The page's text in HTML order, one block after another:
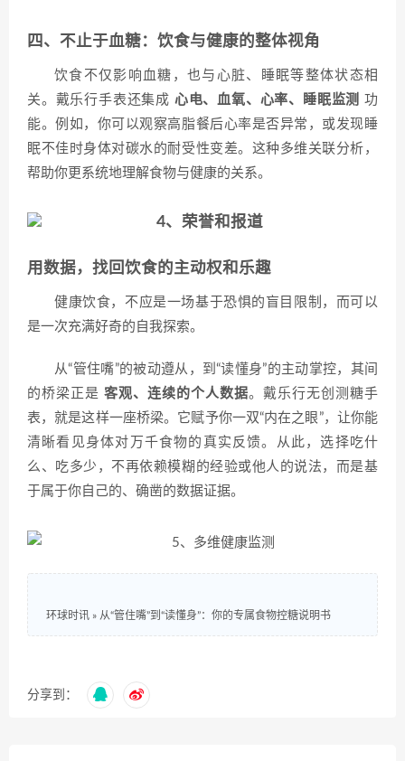
四、不止于血糖：饮食与健康的整体视角
饮食不仅影响血糖，也与心脏、睡眠等整体状态相
关。戴乐行手表还集成 心电、血氧、心率、睡眠监测 功
能。例如，你可以观察高脂餐后心率是否异常，或发现睡
眠不佳时身体对碳水的耐受性变差。这种多维关联分析，
帮助你更系统地理解食物与健康的关系。
用数据，找回饮食的主动权和乐趣
健康饮食，不应是一场基于恐惧的盲目限制，而可以
是一次充满好奇的自我探索。
从“管住嘴”的被动遵从，到“读懂身”的主动掌控，其间
的桥梁正是 客观、连续的个人数据。戴乐行无创测糖手
表，就是这样一座桥梁。它赋予你一双“内在之眼”，让你能
清晰看见身体对万千食物的真实反馈。从此，选择吃什
么、吃多少，不再依赖模糊的经验或他人的说法，而是基
于属于你自己的、确凿的数据证据。
环球时讯 » 从“管住嘴”到“读懂身”：你的专属食物控糖说明书
分享到：